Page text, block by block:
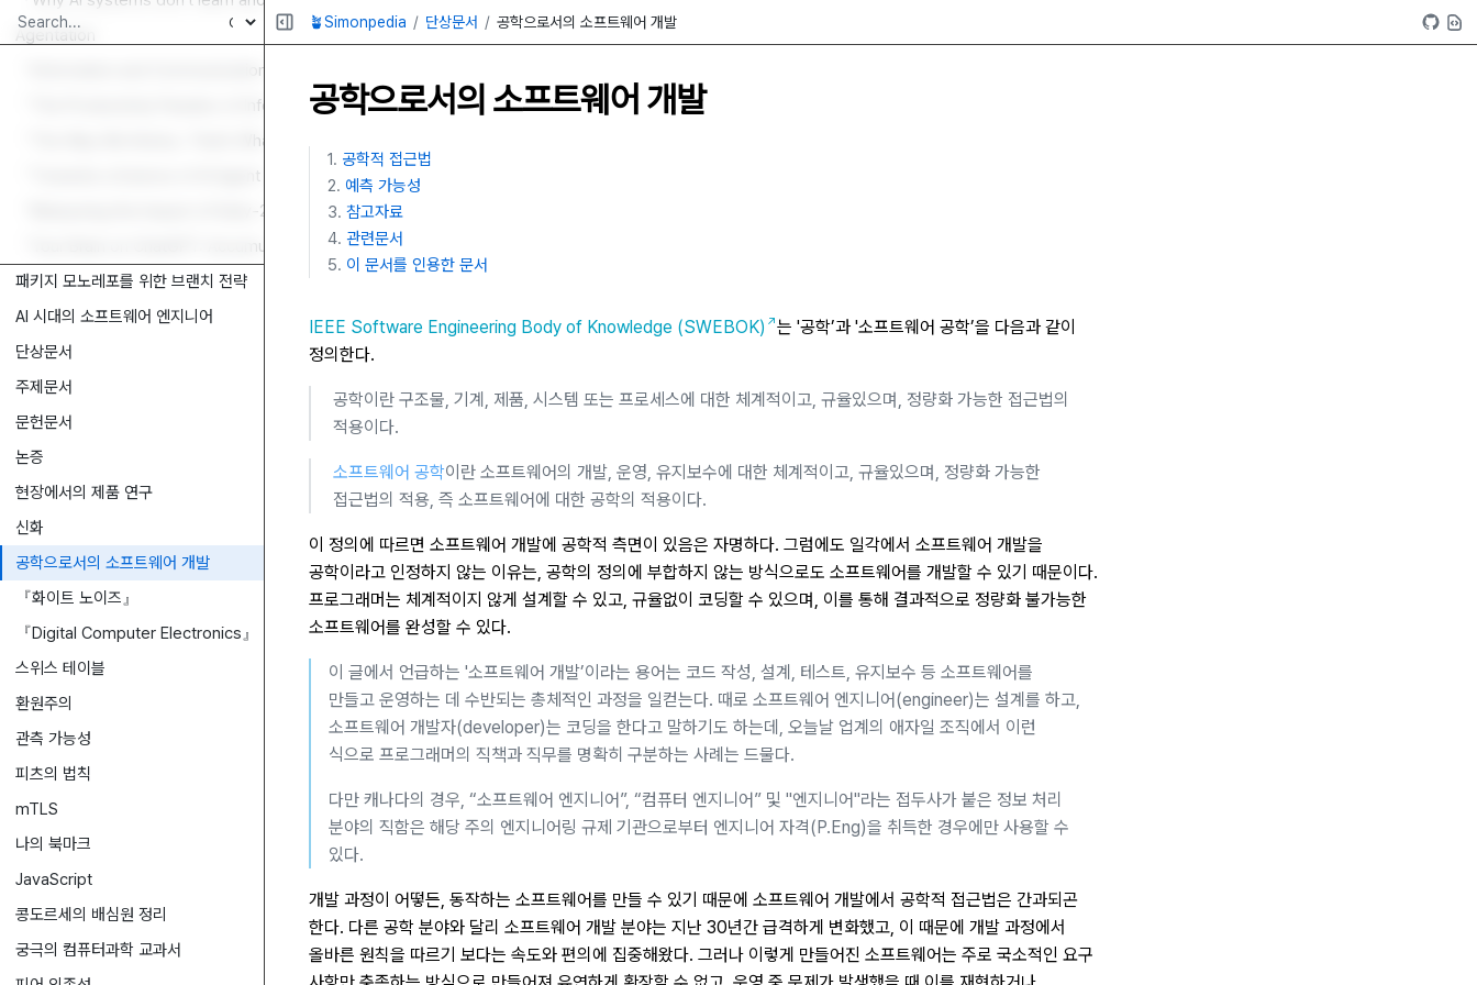
Agentation
『Information and Communications Technology as a General Purpose Technology』
『The Productivity Paradox of Information Technology』
『The Way We Notice, That’s What Really Matters: Instantiating UI Components with Distinguishing Variations』
『Towards a Science of AI Agent Reliability』
『Measuring the Impact of Early-2025 AI on Experienced Open-Source Developer Productivity』
『Your Brain on ChatGPT: Accumulation of Cognitive Debt when Using an AI Assistant for Essay Writing Task』
패키지 모노레포를 위한 브랜치 전략
AI 시대의 소프트웨어 엔지니어
단상문서
주제문서
문헌문서
논증
현장에서의 제품 연구
신화
공학으로서의 소프트웨어 개발
『화이트 노이즈』
『Digital Computer Electronics』
스위스 테이블
환원주의
관측 가능성
피츠의 법칙
mTLS
나의 북마크
JavaScript
콩도르세의 배심원 정리
궁극의 컴퓨터과학 교과서
🪴Simonpedia 단상문서 공학으로서의 소프트웨어 개발
공학으로서의 소프트웨어 개발
공학적 접근법
예측 가능성
참고자료
관련문서
이 문서를 인용한 문서
IEEE Software Engineering Body of Knowledge (SWEBOK)
는 '공학’과 '소프트웨어 공학’을 다음과 같이
정의한다.
공학이란 구조물, 기계, 제품, 시스템 또는 프로세스에 대한 체계적이고, 규율있으며, 정량화 가능한 접근법의
적용이다.
소프트웨어 공학이란 소프트웨어의 개발, 운영, 유지보수에 대한 체계적이고, 규율있으며, 정량화 가능한
접근법의 적용, 즉 소프트웨어에 대한 공학의 적용이다.
이 정의에 따르면 소프트웨어 개발에 공학적 측면이 있음은 자명하다. 그럼에도 일각에서 소프트웨어 개발을
공학이라고 인정하지 않는 이유는, 공학의 정의에 부합하지 않는 방식으로도 소프트웨어를 개발할 수 있기 때문이다.
프로그래머는 체계적이지 않게 설계할 수 있고, 규율없이 코딩할 수 있으며, 이를 통해 결과적으로 정량화 불가능한
소프트웨어를 완성할 수 있다.
이 글에서 언급하는 '소프트웨어 개발’이라는 용어는 코드 작성, 설계, 테스트, 유지보수 등 소프트웨어를
만들고 운영하는 데 수반되는 총체적인 과정을 일컫는다. 때로 소프트웨어 엔지니어(engineer)는 설계를 하고,
소프트웨어 개발자(developer)는 코딩을 한다고 말하기도 하는데, 오늘날 업계의 애자일 조직에서 이런
식으로 프로그래머의 직책과 직무를 명확히 구분하는 사례는 드물다.
다만 캐나다의 경우, “소프트웨어 엔지니어”, “컴퓨터 엔지니어” 및 "엔지니어"라는 접두사가 붙은 정보 처리
분야의 직함은 해당 주의 엔지니어링 규제 기관으로부터 엔지니어 자격(P.Eng)을 취득한 경우에만 사용할 수
있다.
개발 과정이 어떻든, 동작하는 소프트웨어를 만들 수 있기 때문에 소프트웨어 개발에서 공학적 접근법은 간과되곤
한다. 다른 공학 분야와 달리 소프트웨어 개발 분야는 지난 30년간 급격하게 변화했고, 이 때문에 개발 과정에서
올바른 원칙을 따르기 보다는 속도와 편의에 집중해왔다. 그러나 이렇게 만들어진 소프트웨어는 주로 국소적인 요구